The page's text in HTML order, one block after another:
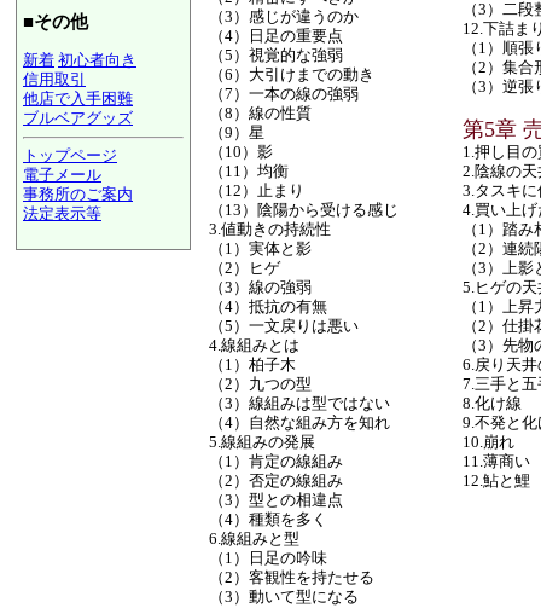
■その他
新着 初心者向き
信用取引
他店で入手困難
ブルベアグッズ
トップページ
電子メール
事務所のご案内
法定表示等
（3）感じが違うのか
（4）日足の重要点
（5）視覚的な強弱
（6）大引けまでの動き
（7）一本の線の強弱
（8）線の性質
（9）星
（10）影
（11）均衡
（12）止まり
（13）陰陽から受ける感じ
3.値動きの持続性
（1）実体と影
（2）ヒゲ
（3）線の強弱
（4）抵抗の有無
（5）一文戻りは悪い
4.線組みとは
（1）柏子木
（2）九つの型
（3）線組みは型ではない
（4）自然な組み方を知れ
5.線組みの発展
（1）肯定の線組み
（2）否定の線組み
（3）型との相違点
（4）種類を多く
6.線組みと型
（1）日足の吟味
（2）客観性を持たせる
（3）動いて型になる
（3）二
12.下詰ま
（1）順張
（2）集
（3）逆
第5章
1.押し目
2.陰線の天
3.タスキ
4.買い上
（1）踏み
（2）連
（3）上
5.ヒゲの天
（1）上
（2）仕
（3）先物
6.戻り天
7.三手と五
8.化け線
9.不発と化
10.崩れ
11.薄商い
12.鮎と鯉